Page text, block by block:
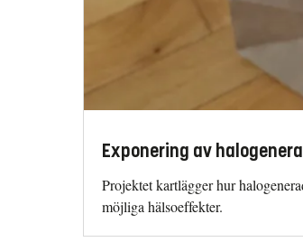
Exponering av
Projektet kartlägger hur
möjliga hälsoeffekter.